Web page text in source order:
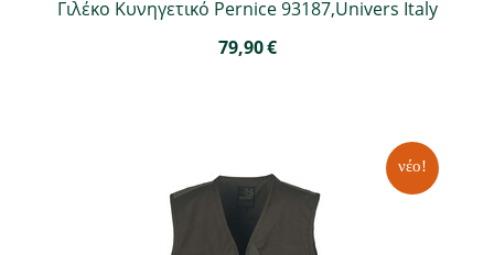
Γιλέκο Κυνηγετικό Pernice 93187,Univers Italy
79,90€
νέο!